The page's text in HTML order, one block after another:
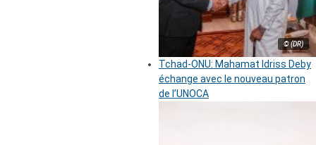
© (DR)
Tchad-ONU: Mahamat Idriss Deby
échange avec le nouveau patron
de l’UNOCA